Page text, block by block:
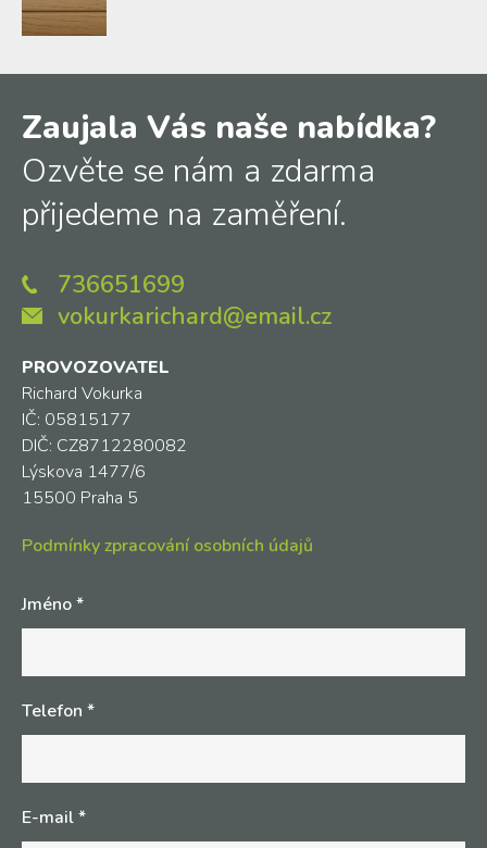
Zaujala Vás naše nabídka?
Ozvěte se nám a zdarma
přijedeme na zaměření.
736651699
vokurkarichard@email.cz
PROVOZOVATEL
Richard Vokurka
IČ: 05815177
DIČ: CZ8712280082
Lýskova 1477/6
15500 Praha 5
Podmínky zpracování osobních údajů
Jméno*
Telefon *
E-mail*